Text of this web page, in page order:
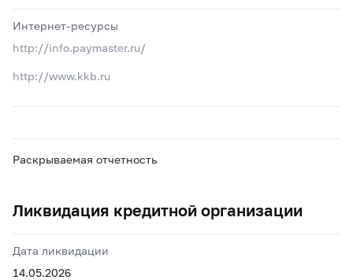
Интернет-ресурсы
http://info.paymaster.ru/
http://www.kkb.ru
Раскрываемая отчетность
Ликвидация кредитной организации
Дата ликвидации
14.05.2026